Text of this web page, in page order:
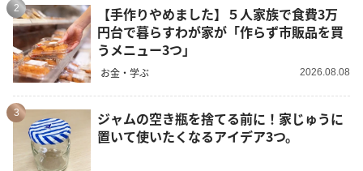
2
【手作りやめました】５人家族で食費3万
円台で暮らすわが家が「作らず市販品を買
うメニュー3つ」
お金・学ぶ 2026.08.08
3
ジャムの空き瓶を捨てる前に！家じゅうに
置いて使いたくなるアイデア3つ。